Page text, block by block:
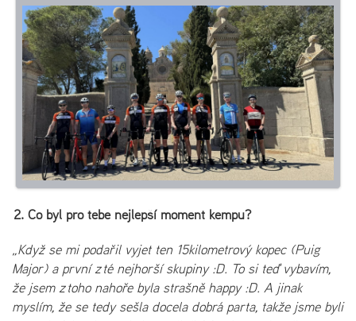
2. Co byl pro tebe nejlepší moment kempu?
„Když se mi podařil vyjet ten 15kilometrový kopec (Puig
Major) a první z té nejhorší skupiny :D. To si teď vybavím,
že jsem z toho nahoře byla strašně happy :D. A jinak
myslím, že se tedy sešla docela dobrá parta, takže jsme byli